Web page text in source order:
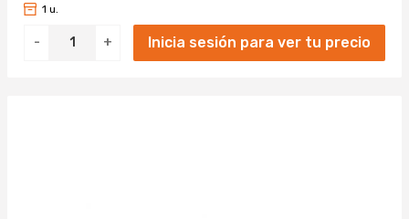
- +
1 u.
Inicia sesión para ver tu precio